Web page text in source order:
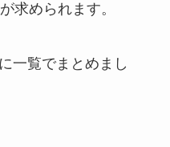
求められます。
一覧でまとめまし